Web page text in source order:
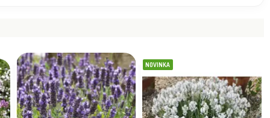
10.60 €
NOVINKA